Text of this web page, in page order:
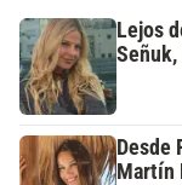
Lejos
Desde
Martín